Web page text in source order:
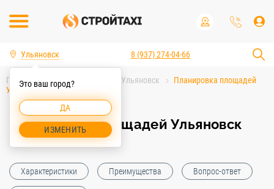
Ульяновск
Это ваш город?
ДА
ИЗМЕНИТЬ
8 (937) 274-04-66
Главная Услуги спецтехники Ульяновск
Планировка площадей
Ульяновск
Планировка площадей Ульяновск
Характеристики Преимущества Вопрос-ответ